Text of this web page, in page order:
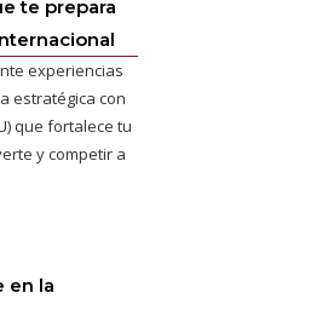
te prepara
experiencias
estratégica con
que fortalece tu
y competir a
en la